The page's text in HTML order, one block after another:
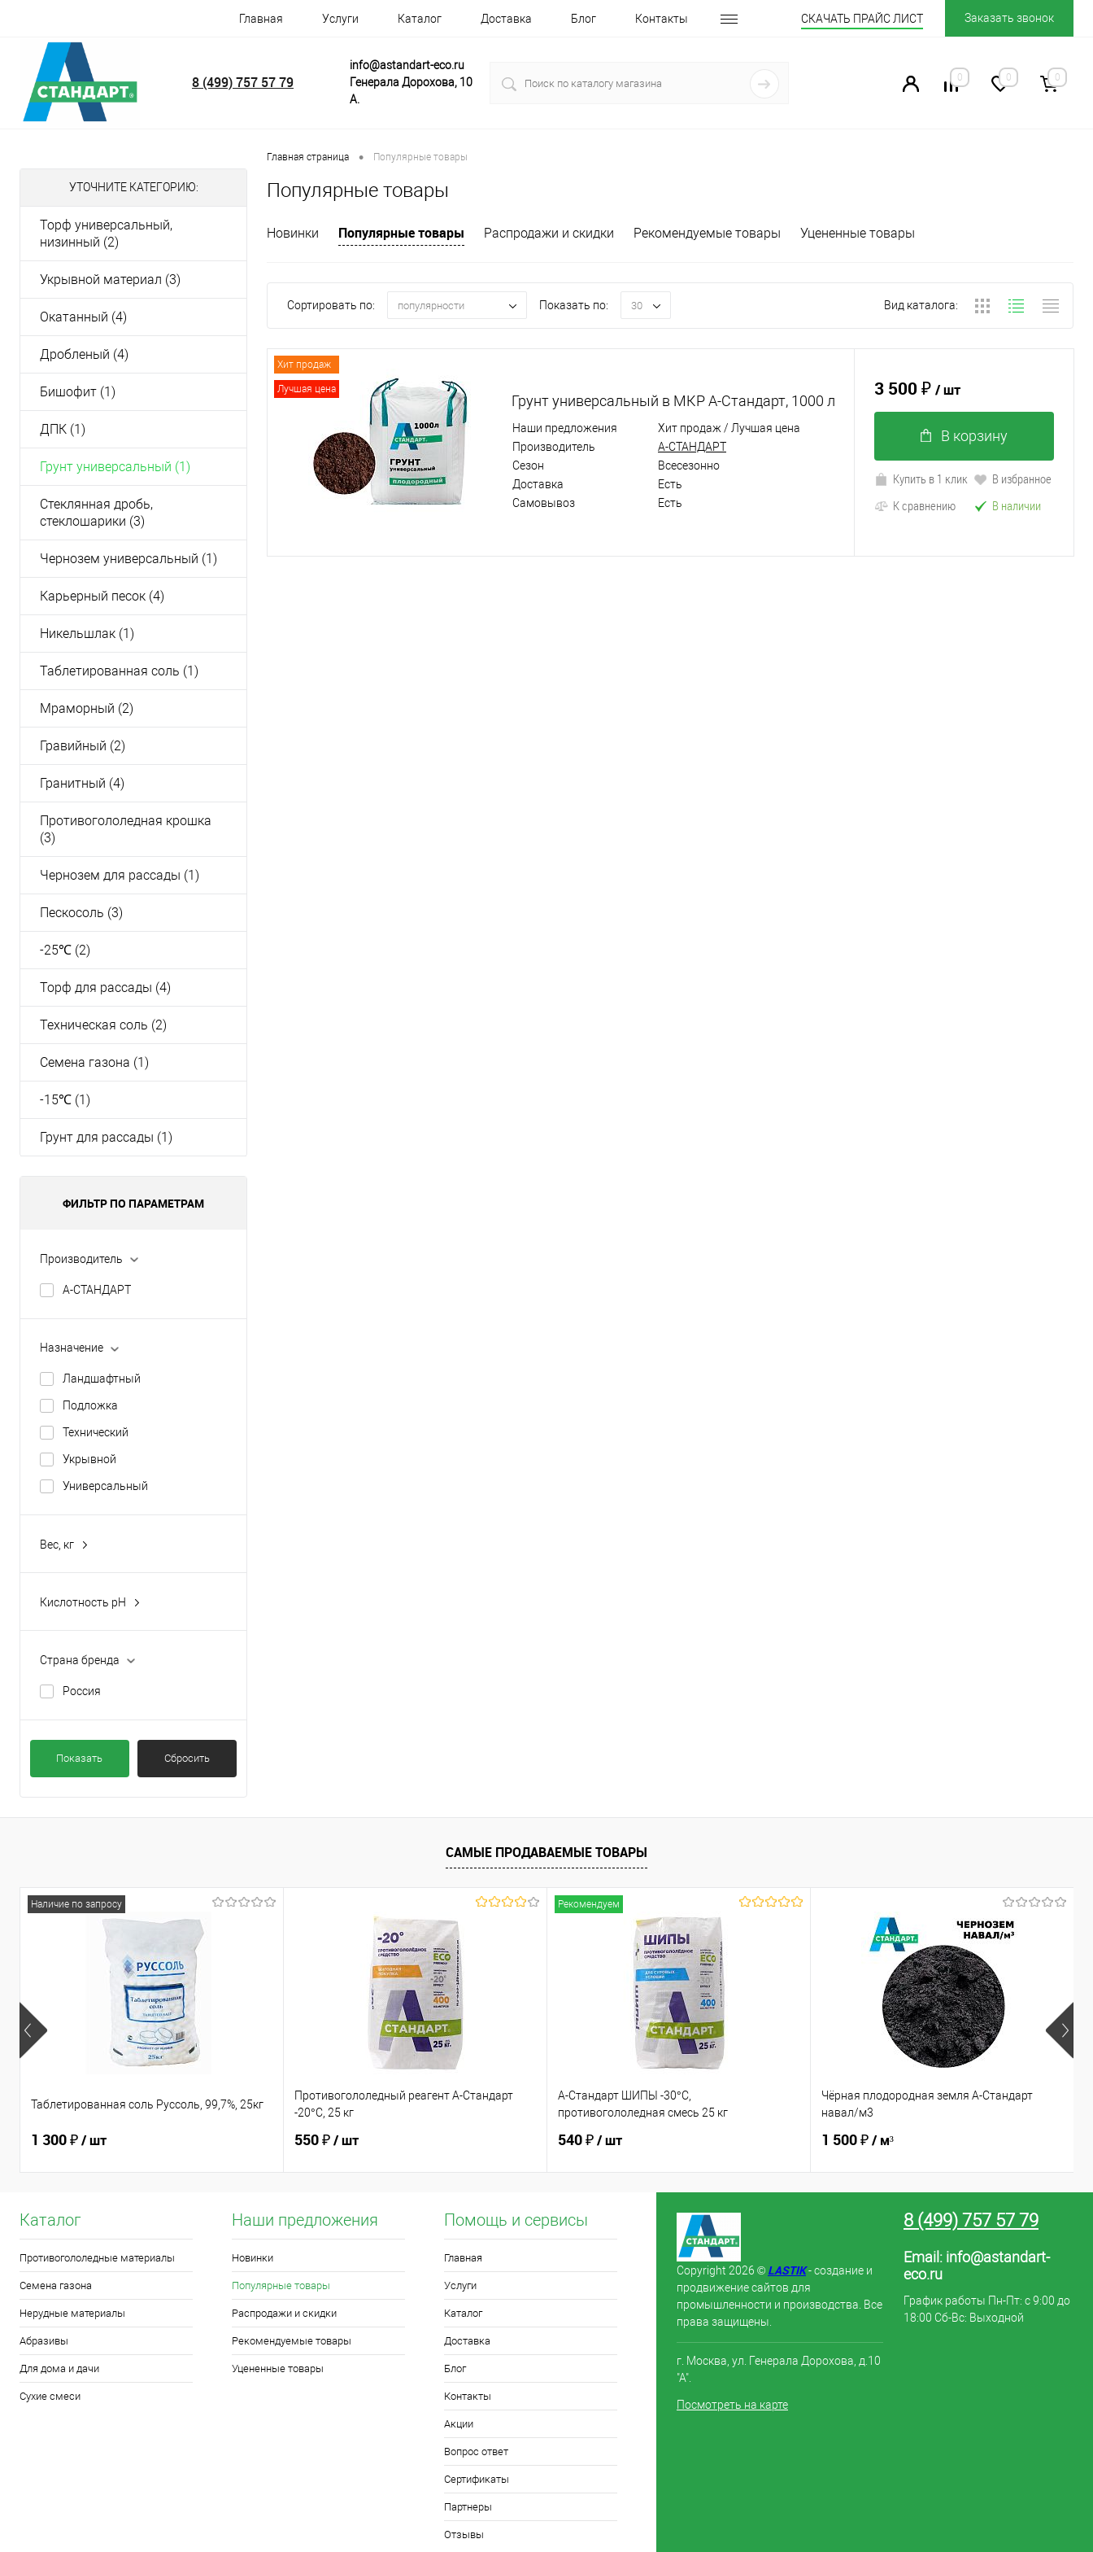
Главная Услуги Каталог Доставка Блог Контакты СКАЧАТЬ ПРАЙС ЛИСТ Заказать звонок
8 (499) 757 57 79
info@astandart-eco.ru
Генерала Дорохова, 10
А.
0 0 0
УТОЧНИТЕ КАТЕГОРИЮ:
Торф универсальный,
низинный (2)
Укрывной материал (3)
Окатанный (4)
Дробленый (4)
Бишофит (1)
ДПК (1)
Грунт универсальный (1)
Стеклянная дробь,
стеклошарики (3)
Чернозем универсальный (1)
Карьерный песок (4)
Никельшлак (1)
Таблетированная соль (1)
Мраморный (2)
Гравийный (2)
Гранитный (4)
Противогололедная крошка
(3)
Чернозем для рассады (1)
Пескосоль (3)
-25℃ (2)
Торф для рассады (4)
Техническая соль (2)
Семена газона (1)
-15℃ (1)
Грунт для рассады (1)
ФИЛЬТР ПО ПАРАМЕТРАМ
Производитель
А-СТАНДАРТ
Назначение
Ландшафтный
Подложка
Технический
Укрывной
Универсальный
Вес, кг
Кислотность pH
Страна бренда
Россия
Показать Сбросить
Главная страница • Популярные товары
Популярные товары
Новинки Популярные товары Распродажи и скидки Рекомендуемые товары Уцененные товары
Сортировать по: популярности Показать по: 30 Вид каталога:
Хит продаж
Лучшая цена
Грунт универсальный в МКР А-Стандарт, 1000 л
Наши предложения
Хит продаж / Лучшая цена
Производитель
А-СТАНДАРТ
Сезон
Всесезонно
Доставка
Есть
Самовывоз
Есть
3 500 ₽ / шт
В корзину
Купить в 1 клик
В избранное
К сравнению
В наличии
САМЫЕ ПРОДАВАЕМЫЕ ТОВАРЫ
Наличие по запросу
Таблетированная соль Руссоль, 99,7%, 25кг
1 300 ₽/ шт
Противогололедный реагент А-Стандарт
-20°C, 25 кг
550 ₽/ шт
Рекомендуем
А-Стандарт ШИПЫ -30°C,
противогололедная смесь 25 кг
540 ₽/ шт
Чёрная плодородная земля А-Стандарт
навал/м3
1 500 ₽/ м³
Каталог
Противогололедные материалы
Семена газона
Нерудные материалы
Абразивы
Для дома и дачи
Сухие смеси
Наши предложения
Новинки
Популярные товары
Распродажи и скидки
Рекомендуемые товары
Уцененные товары
Помощь и сервисы
Главная
Услуги
Каталог
Доставка
Блог
Контакты
Акции
Вопрос ответ
Сертификаты
Партнеры
Отзывы
Copyright 2026 © LASTIK- создание и
продвижение сайтов для
промышленности и производства. Все
права защищены.
г. Москва, ул. Генерала Дорохова, д.10
"А".
Посмотреть на карте
8 (499) 757 57 79
Email: info@astandart-
eco.ru
График работы Пн-Пт: с 9:00 до
18:00 Сб-Вс: Выходной